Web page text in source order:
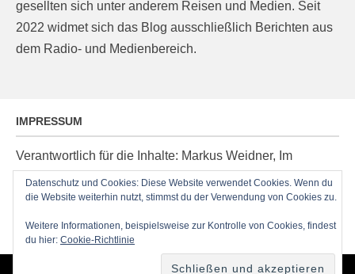
gesellten sich unter anderem Reisen und Medien. Seit
2022 widmet sich das Blog ausschließlich Berichten aus
dem Radio- und Medienbereich.
IMPRESSUM
Verantwortlich für die Inhalte: Markus Weidner, Im
Ziegelacker 20, D-63599 Biebergemünd, E-Mail:
post@radioblog.eu
Technik und Administration: Thomas Michel
Datenschutz und Cookies: Diese Website verwendet Cookies. Wenn du
die Website weiterhin nutzt, stimmst du der Verwendung von Cookies zu.
Weitere Informationen, beispielsweise zur Kontrolle von Cookies, findest
du hier: Cookie-Richtlinie